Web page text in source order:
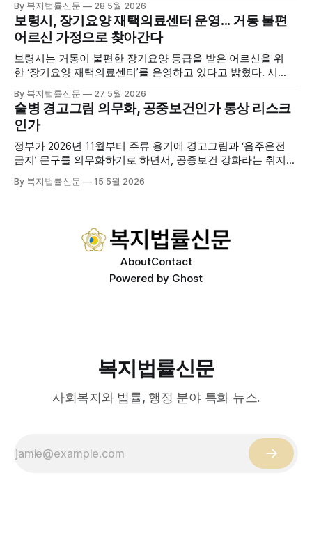
행사에는 서산시 관내 주·야간보호기관 관계자와 종사자, 유관
기관 내빈 등 약 100여명이 참석했으며, 서산시청 관계자, 서
산시노인복지시설협회, 서산시재가복지협회, 서산시사회복지
사협회 등 지역 노인복지 관련 기관 관계자들이 함께해 협회
출범을 축하했다. 서산시노인주야간보호협회는 서산시 소재
By 복지법률신문 28 5월 2026
보령시, 장기요양 재택의료센터 운영... 거동 불편
어르신 가정으로 찾아간다
보령시는 거동이 불편한 장기요양 등급을 받은 어르신을 위
한 ‘장기요양 재택의료센터’를 운영하고 있다고 밝혔다. 시
고 본격적인 서비스 제공에 나서고 있다. 재택의료센터
는 (한)의사가 거동 불편으로 의료기관 이용이 어렵다고 판단
한 장기요양 등급자를 대상으로, (한)의사·간호사·사회복지사
로 구성된 다학제 팀이 직접 가정을 방문해 건강관리서비스
를 제공하는
By 복지법률신문 27 5월 2026
술병 경고그림 의무화, 공중보건인가 통상 리스크
인가
정부가 2026년 11월부터 주류 용기에 경고그림과 ‘음주운전
금지’ 문구를 의무화하기로 하면서, 공중보건 강화라는 취지와
도는 국제 통상 규범, 영세업체 부담, 소비자 선택권 등 다양한
By 복지법률신문 15 5월 2026
AboutContact
Powered by Ghost
복지법률신문
사회복지와 법률, 행정 분야 특화 뉴스.